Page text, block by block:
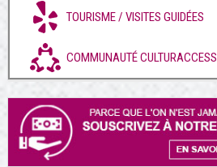
TOURISME / VISITES GUIDÉES
COMMUNAUTÉ CULTURACCESS